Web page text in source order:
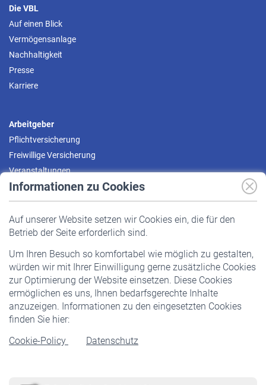
Informationen zu Cookies
Auf unserer Website setzen wir Cookies ein, die für den
Betrieb der Seite erforderlich sind.
Um Ihren Besuch so komfortabel wie möglich zu gestalten,
würden wir mit Ihrer Einwilligung gerne zusätzliche Cookies
zur Optimierung der Website einsetzen. Diese Cookies
ermöglichen es uns, Ihnen bedarfsgerechte Inhalte
anzuzeigen. Informationen zu den eingesetzten Cookies
finden Sie hier:
Cookie-Policy
Datenschutz
Die VBL
Auf einen Blick
Vermögensanlage
Nachhaltigkeit
Presse
Karriere
Arbeitgeber
Pflichtversicherung
Freiwillige Versicherung
Veranstaltungen
Pflichtversicherung
Staatliche Förderung
Veranstaltungen
Rentner
Rentenbeginn
Rente beantragen